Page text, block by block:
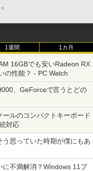
●
1週間 1カ月
16GBでも安いRadeon RX
の性能？ - PC Watch
、GeForceで言うとどの
ールのコンパクトキーボード
対応
思っていた時期が僕にもあ
に不満解消？Windows 11プ